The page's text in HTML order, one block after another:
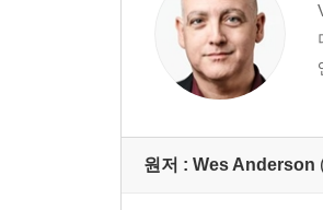
완전히 다른 요소 : 로버트
웨스 앤더슨의 4:3 챌린지
십자 펜 협회
감사의 말
원저 : Wes Anderson